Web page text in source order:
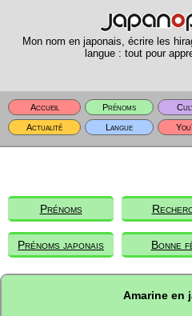
Mon nom en japonais, écrire les
langue : tout pour
Accueil Prénoms
Actualité
Langue
Prénoms
Prénoms japonais Bonne
Amarine en